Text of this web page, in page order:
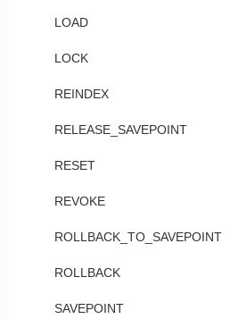
LOAD
LOCK
REINDEX
RELEASE_SAVEPOINT
RESET
REVOKE
ROLLBACK_TO_SAVEPOINT
ROLLBACK
SAVEPOINT